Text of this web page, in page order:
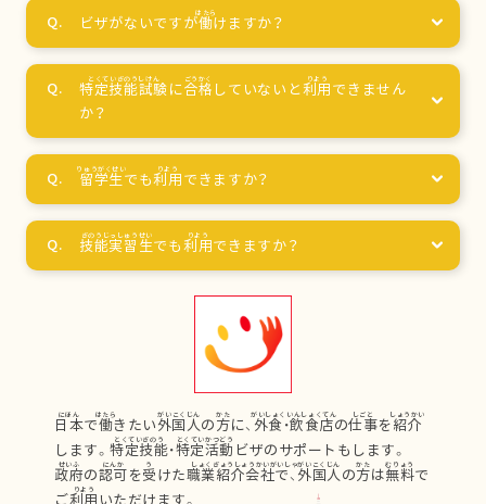
ビザがないですが働けますか？
特定技能試験に合格 していないと利用 できません
か？
留学生でも利用 できますか？
技能実習生でも利用できますか？
日本で働きたい外国人の方に、 外食 ・飲食店の仕事を紹介
します。特定技能・特定活動 ビザのサポートもします。
政府の認可を受けた職業紹介会社で、 外国人の方は無料で
ご利用 いただけます。